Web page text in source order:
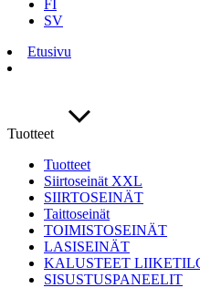
FI
SV
Etusivu
Tuotteet
Tuotteet
Siirtoseinät XXL
SIIRTOSEINÄT
Taittoseinät
TOIMISTOSEINÄT
LASISEINÄT
KALUSTEET
SISUSTUSPANEELIT